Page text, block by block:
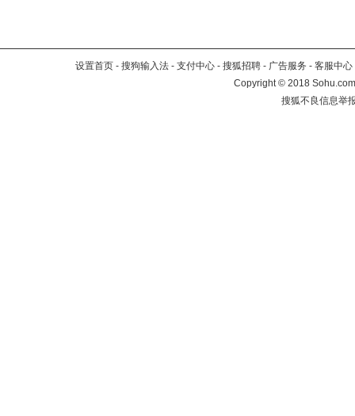
设置首页 - 搜狗输入法 - 支付中心 - 搜狐招聘 - 广告服务 - 客服中心
Copyright©2018
搜狐不良信息举